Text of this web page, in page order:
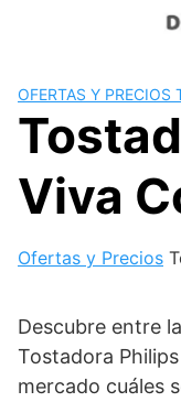
OFERTAS Y PRECIOS
Viva
Ofertas y Precios
Descubre entre
Tostadora
mercado cuáles